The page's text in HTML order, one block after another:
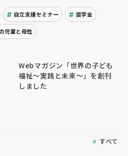
自立支援セミナー 奨学金
児童と母性
Webマガジン「世界の子ども
福祉～実践と未来～」を創刊
しました
すべて